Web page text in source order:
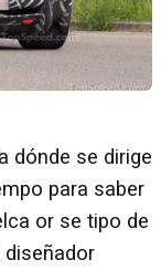
dónde se dirige
para saber
or se tipo de
diseñador